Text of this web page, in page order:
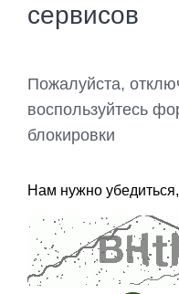
сервисов
Пожалуйста,
воспользуйтесь
блокировки
Нам нужно